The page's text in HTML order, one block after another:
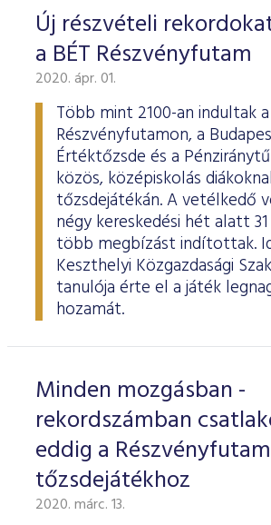
Új részvételi
a BÉT Részvényfutam
2020. ápr. 01.
Több mint 2100-an indultak
Részvényfutamon, a
Értéktőzsde és a
közös, középiskolás
tőzsdejátékán. A vetélkedő
négy kereskedési hét alatt
több megbízást indítottak.
Keszthelyi Közgazdasági
tanulója érte el a játék
hozamát.
Minden mozgásban -
rekordszámban
eddig a Részvényfutam
tőzsdejátékhoz
2020. márc. 13.